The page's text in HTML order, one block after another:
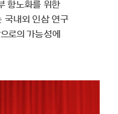
항노화를 위한
국내외 인삼 연구
로의 가능성에